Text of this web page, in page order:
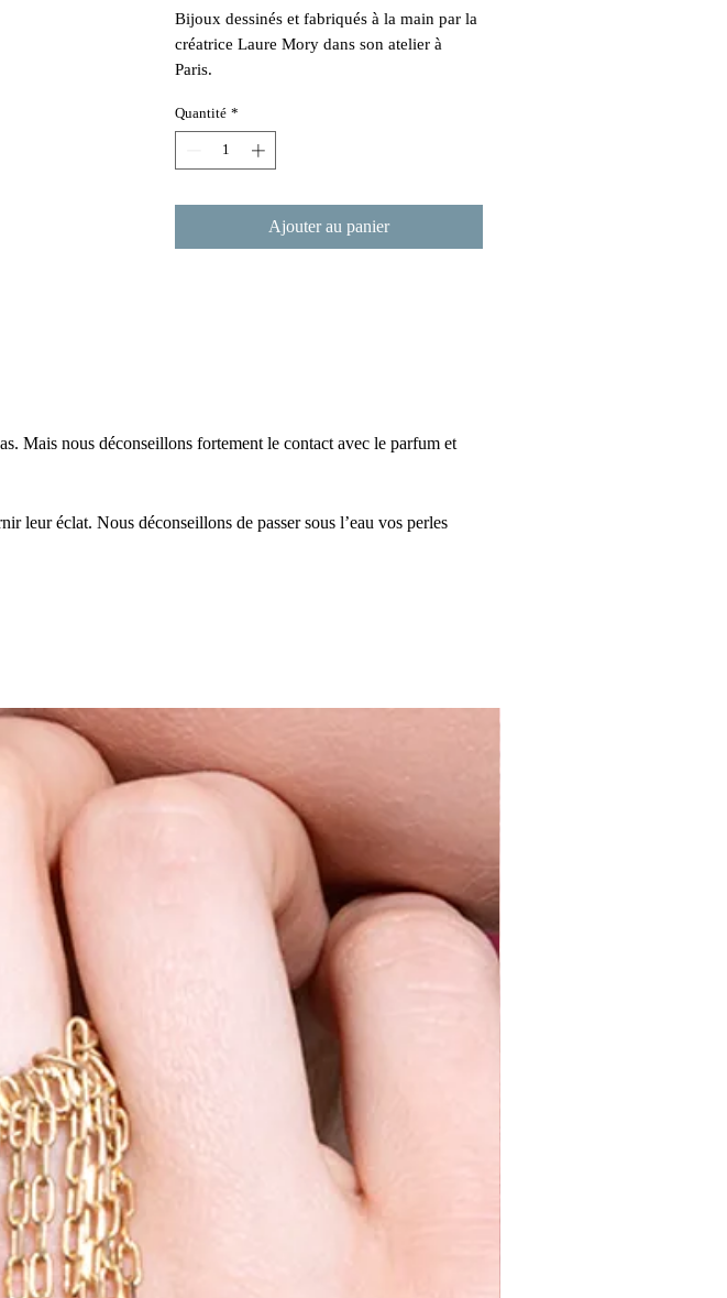
Bijoux dessinés et fabriqués à la main par la
créatrice Laure Mory dans son atelier à
Paris.
Quantité *
Ajouter au panier
Mais nous déconseillons fortement le contact avec le parfum et
leur éclat. Nous déconseillons de passer sous l’eau vos perles